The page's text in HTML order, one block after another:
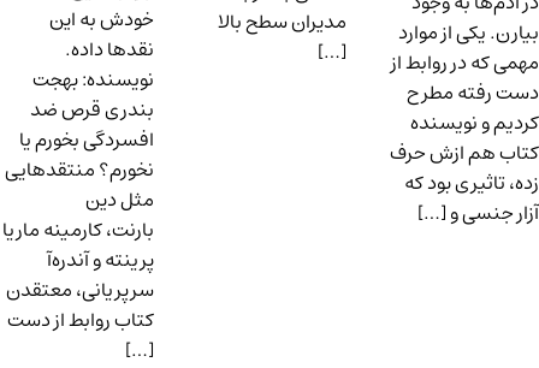
بیارن. یکی از موارد
مهمی که در روابط از
دست رفته مطرح
کردیم و نویسنده
کتاب هم ازش حرف
زده، تاثیری بود که
آزار جنسی و […]
مدیران سطح بالا
[…]
خودش به این
نقدها داده.
نویسنده: بهجت
بندری قرص ضد
افسردگی بخورم یا
نخورم؟ منتقدهایی
مثل دین
بارنت، کارمینه ماریا
پرینته و آندره‌آ
سرپریانی، معتقدن
کتاب روابط از دست
[…]